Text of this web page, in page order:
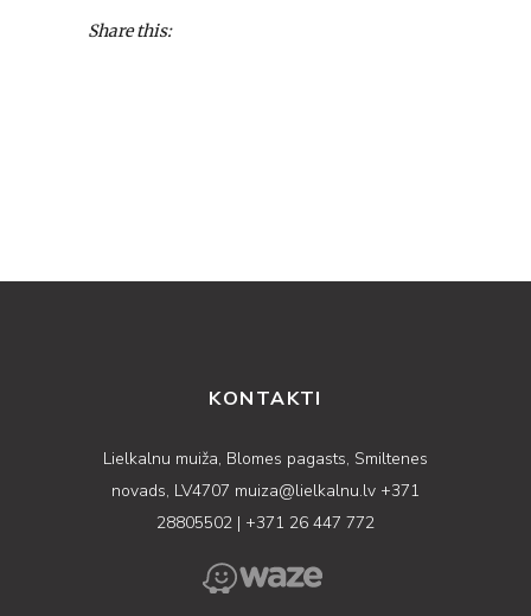
Share this:
KONTAKTI
Lielkalnu muiža, Blomes pagasts, Smiltenes
novads, LV4707 muiza@lielkalnu.lv +371
28805502 | +371 26 447 772